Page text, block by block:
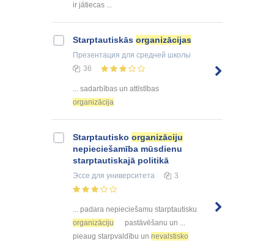
ir jātiecas ...
Starptautiskās organizācijas
Презентация для средней школы
36
... sadarbības un attīstības
organizācija
Starptautisko organizāciju
nepieciešamība mūsdienu
starptautiskajā politikā
Эссе для университета 3
... padara nepieciešamu starptautisku
organizāciju
pastāvēšanu un ...
pieaug starpvaldību un nevalstisko